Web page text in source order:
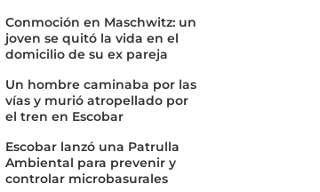
Conmoción en Maschwitz: un
joven se quitó la vida en el
domicilio de su ex pareja
Un hombre caminaba por las
vías y murió atropellado por
el tren en Escobar
Escobar lanzó una Patrulla
Ambiental para prevenir y
controlar microbasurales